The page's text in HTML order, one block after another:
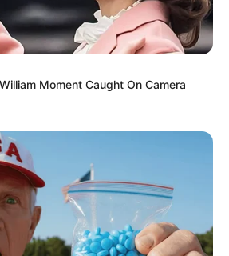
Moment Caught On Camera